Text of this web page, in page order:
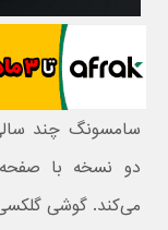
سامسونگ چند
دو نسخه با